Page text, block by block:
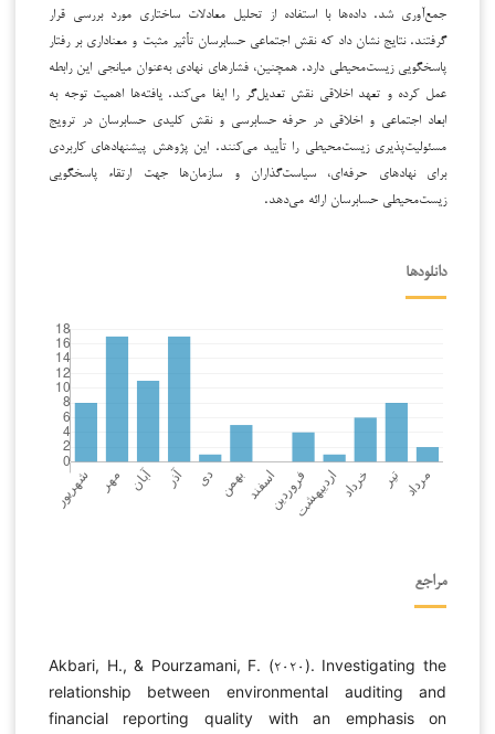
جمع‌آوری شد. داده‌ها با استفاده از تحلیل معادلات ساختاری مورد بررسی قرار
گرفتند. نتایج نشان داد که نقش اجتماعی حسابرسان تأثیر مثبت و معناداری بر رفتار
پاسخگویی زیست‌محیطی دارد. همچنین، فشارهای نهادی به‌عنوان میانجی این رابطه
عمل کرده و تعهد اخلاقی نقش تعدیل‌گر را ایفا می‌کند. یافته‌ها اهمیت توجه به
ابعاد اجتماعی و اخلاقی در حرفه حسابرسی و نقش کلیدی حسابرسان در ترویج
مسئولیت‌پذیری زیست‌محیطی را تأیید می‌کنند. این پژوهش پیشنهادهای کاربردی
برای نهادهای حرفه‌ای، سیاست‌گذاران و سازمان‌ها جهت ارتقاء پاسخگویی
زیست‌محیطی حسابرسان ارائه می‌دهد.
دانلودها
مراجع
Akbari, H., & Pourzamani, F. (۲۰۲۰). Investigating the
relationship between environmental auditing and
financial reporting quality with an emphasis on